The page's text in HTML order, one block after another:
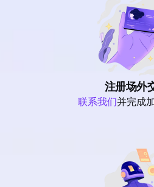
注册场外
联系我们并完成